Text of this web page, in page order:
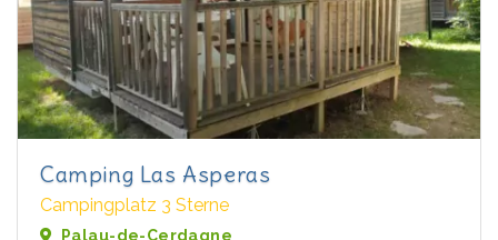
Camping Las Asperas
Campingplatz 3 Sterne
Palau-de-Cerdagne